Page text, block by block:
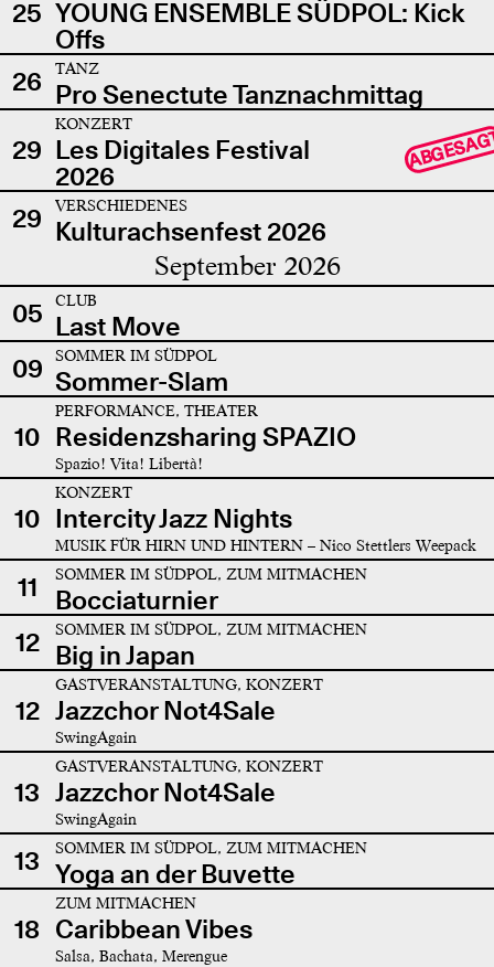
25 YOUNG ENSEMBLE SÜDPOL: Kick
Offs
26
TANZ
Pro Senectute Tanznachmittag
29
KONZERT
Les Digitales Festival
2026
29 VERSCHIEDENES
Kulturachsenfest 2026
September 2026
05 CLUB
Last Move
09
SOMMER IM SÜDPOL
Sommer-Slam
10
PERFORMANCE, THEATER
Residenzsharing SPAZIO
Spazio! Vita! Libertà!
10
KONZERT
Intercity Jazz Nights
MUSIK FÜR HIRN UND HINTERN – Nico Stettlers Weepack
11 SOMMER IM SÜDPOL, ZUM MITMACHEN
Bocciaturnier
12
SOMMER IM SÜDPOL, ZUM MITMACHEN
Big in Japan
12
GASTVERANSTALTUNG, KONZERT
Jazzchor Not4Sale
SwingAgain
13
GASTVERANSTALTUNG, KONZERT
Jazzchor Not4Sale
SwingAgain
13 SOMMER IM SÜDPOL, ZUM MITMACHEN
Yoga an der Buvette
18
ZUM MITMACHEN
Caribbean Vibes
Salsa, Bachata, Merengue